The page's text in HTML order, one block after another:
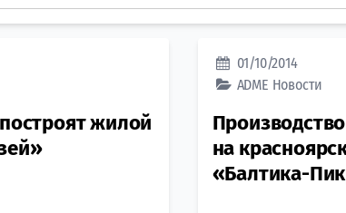
жилой
01/10/2014
ADME Новости
на
«Балтика-